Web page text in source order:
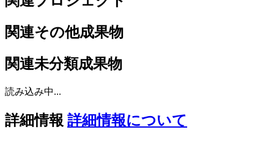
関連その他成果物
関連未分類成果物
読み込み中...
詳細情報 詳細情報について